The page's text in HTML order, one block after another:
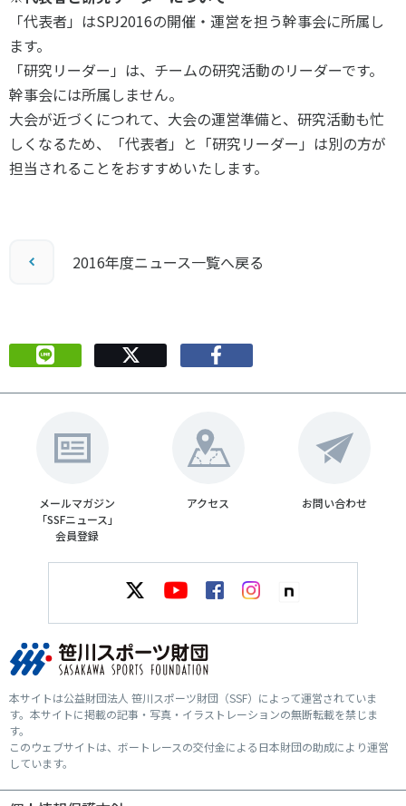
「代表者」はSPJ2016の開催・運営を担う幹事会に所属し
ます。
「研究リーダー」は、チームの研究活動のリーダーです。
幹事会には所属しません。
大会が近づくにつれて、大会の運営準備と、研究活動も忙
しくなるため、「代表者」と「研究リーダー」は別の方が
担当されることをおすすめいたします。
2016年度ニュース一覧へ戻る
メールマガジン
「SSFニュース」
会員登録
アクセス お問い合わせ
本サイトは公益財団法人 笹川スポーツ財団（SSF）によって運営されていま
す。本サイトに掲載の記事・写真・イラストレーションの無断転載を禁じま
す。
このウェブサイトは、ボートレースの交付金による日本財団の助成により運営
しています。